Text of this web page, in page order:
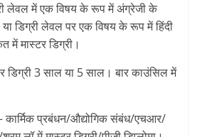
लेवल में एक विषय के रूप में अंग्रेजी के
या डिग्री लेवल पर एक विषय के रूप में हिंदी
मास्टर डिग्री।
3 साल या 5 साल। बार काउंसिल में
प्रबंधन/औद्योगिक संबंध/एचआर/